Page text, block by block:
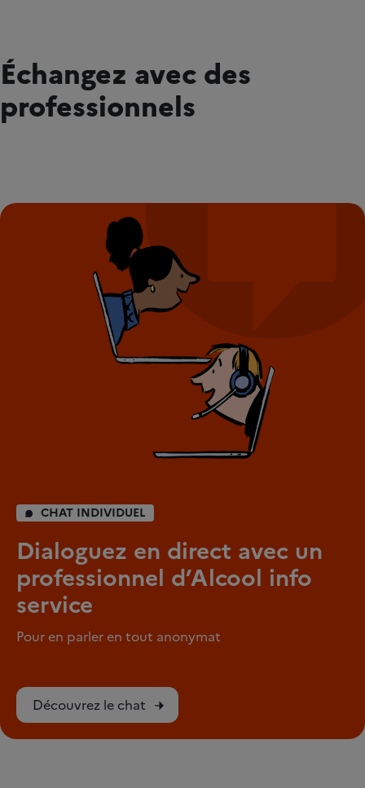
Échangez avec des
professionnels
CHAT INDIVIDUEL
Dialoguez en direct avec un
professionnel d’Alcool info
service
Pour en parler en tout anonymat
Découvrez le chat